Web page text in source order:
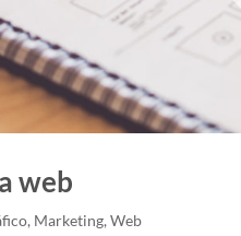
web
, Marketing,Web